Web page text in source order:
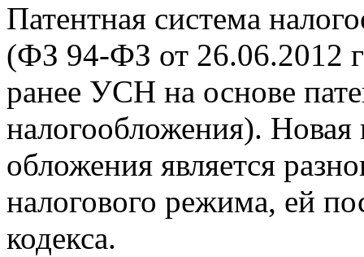
Патентная система
(ФЗ 94-ФЗ от 26.06.2012
ранее УСН на основе
налогообложения). Новая
обложения является
налогового режима, ей
кодекса.